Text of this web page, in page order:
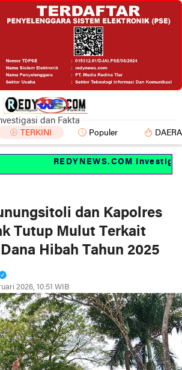
dan Fakta
TERKINI Populer
REDYNEWS.COM
dan Kapolres
Tutup Mulut Terkait
Hibah Tahun 2025
2026, 10:51 WIB